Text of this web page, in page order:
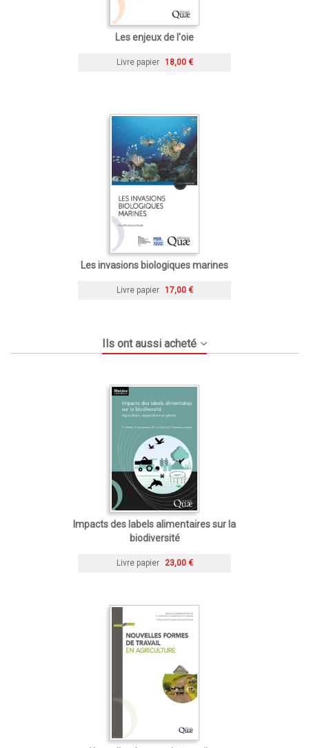
Les enjeux de l'oie
Livre papier 18,00 €
Les invasions biologiques marines
Livre papier 17,00 €
Ils ont aussi acheté
Impacts des labels alimentaires sur la
biodiversité
Livre papier 23,00 €